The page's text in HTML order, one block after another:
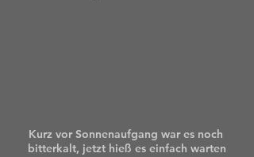
Kurz vor Sonnenaufgang war es noch
bitterkalt, jetzt hieß es einfach warten